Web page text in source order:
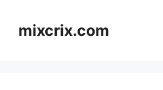
contentmixcrix.com